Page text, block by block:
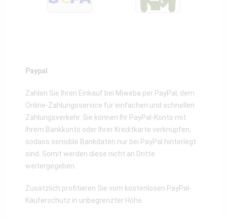
Paypal
Zahlen Sie Ihren Einkauf bei Miweba per PayPal, dem
Online-Zahlungsservice für einfachen und schnellen
Zahlungsverkehr. Sie können Ihr PayPal-Konto mit
Ihrem Bankkonto oder Ihrer Kreditkarte verknüpfen,
sodass sensible Bankdaten nur bei PayPal hinterlegt
sind. Somit werden diese nicht an Dritte
weitergegeben.
Zusätzlich profitieren Sie vom kostenlosen PayPal-
Käuferschutz in unbegrenzter Höhe.